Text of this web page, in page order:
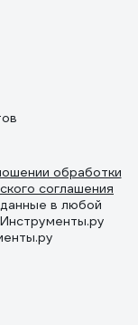
обработки
соглашения
в любой